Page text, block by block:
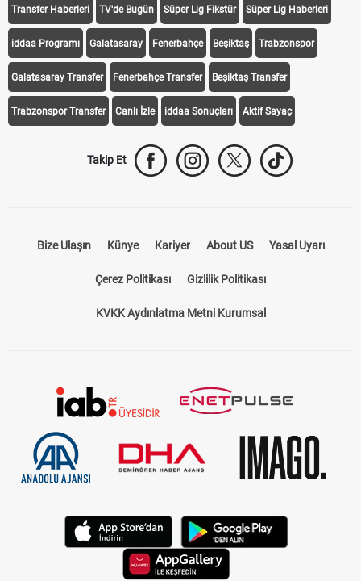
Transfer Haberleri TV'de Bugün Süper Lig Fikstür Süper Lig Haberleri
iddaa Programı Galatasaray Fenerbahçe Beşiktaş Trabzonspor
Galatasaray Transfer Fenerbahçe Transfer Beşiktaş Transfer
Trabzonspor Transfer Canlı İzle iddaa Sonuçları Aktif Sayaç
Takip Et
Bize Ulaşın Künye Kariyer About US Yasal Uyarı
Çerez Politikası Gizlilik Politikası
KVKK Aydınlatma Metni Kurumsal